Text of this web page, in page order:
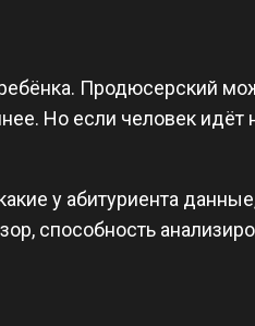
Продюсерский
Но если человек идёт
у абитуриента
способность